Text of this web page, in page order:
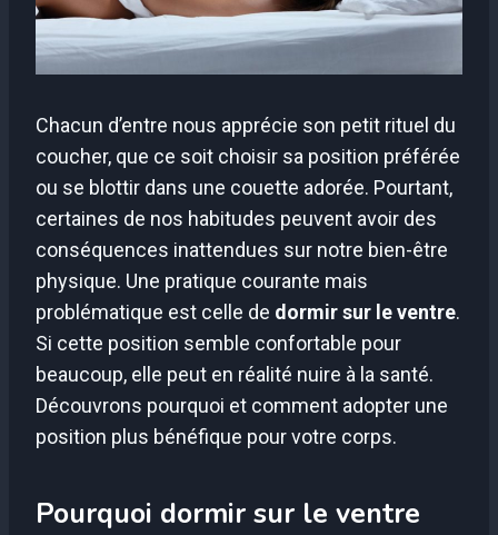
Chacun d’entre nous apprécie son petit rituel du
coucher, que ce soit choisir sa position préférée
ou se blottir dans une couette adorée. Pourtant,
certaines de nos habitudes peuvent avoir des
conséquences inattendues sur notre bien-être
physique. Une pratique courante mais
problématique est celle de dormir sur le ventre.
Si cette position semble confortable pour
beaucoup, elle peut en réalité nuire à la santé.
Découvrons pourquoi et comment adopter une
position plus bénéfique pour votre corps.
Pourquoi dormir sur le ventre